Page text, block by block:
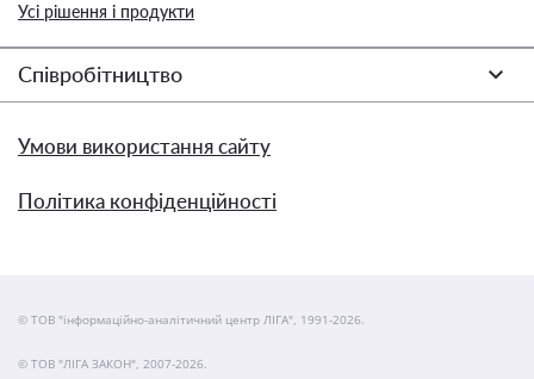
Усі рішення і продукти
Співробітництво
Умови використання сайту
Політика конфіденційності
© ТОВ "інформаційно-аналітичний центр ЛІГА", 1991-2026.
© ТОВ "ЛІГА ЗАКОН", 2007-2026.